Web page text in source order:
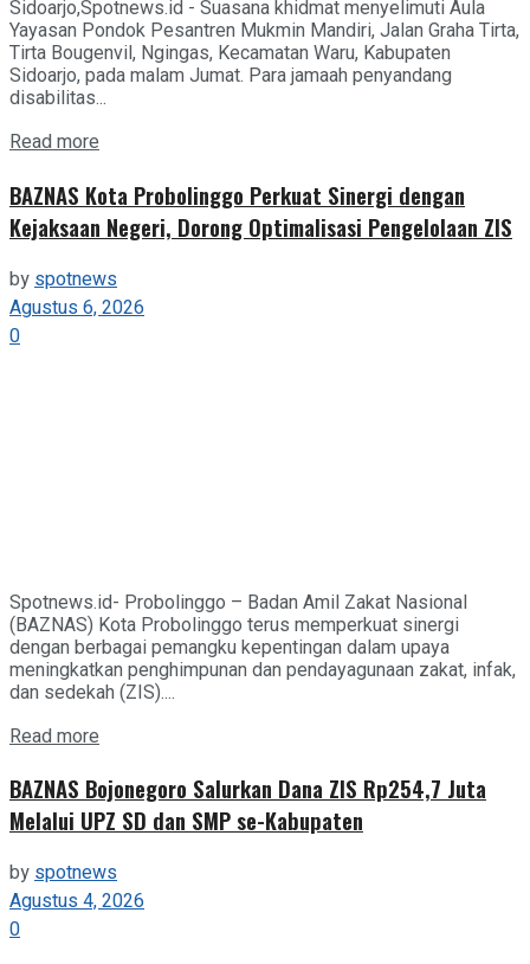
Sidoarjo,Spotnews.id - Suasana khidmat menyelimuti Aula
Yayasan Pondok Pesantren Mukmin Mandiri, Jalan Graha Tirta,
Tirta Bougenvil, Ngingas, Kecamatan Waru, Kabupaten
Sidoarjo, pada malam Jumat. Para jamaah penyandang
disabilitas...
Read more
BAZNAS Kota Probolinggo Perkuat Sinergi dengan
Kejaksaan Negeri, Dorong Optimalisasi Pengelolaan ZIS
by spotnews
Agustus 6, 2026
0
Spotnews.id- Probolinggo – Badan Amil Zakat Nasional
(BAZNAS) Kota Probolinggo terus memperkuat sinergi
dengan berbagai pemangku kepentingan dalam upaya
meningkatkan penghimpunan dan pendayagunaan zakat, infak,
dan sedekah (ZIS)....
Read more
BAZNAS Bojonegoro Salurkan Dana ZIS Rp254,7 Juta
Melalui UPZ SD dan SMP se-Kabupaten
byspotnews
Agustus 4, 2026
0